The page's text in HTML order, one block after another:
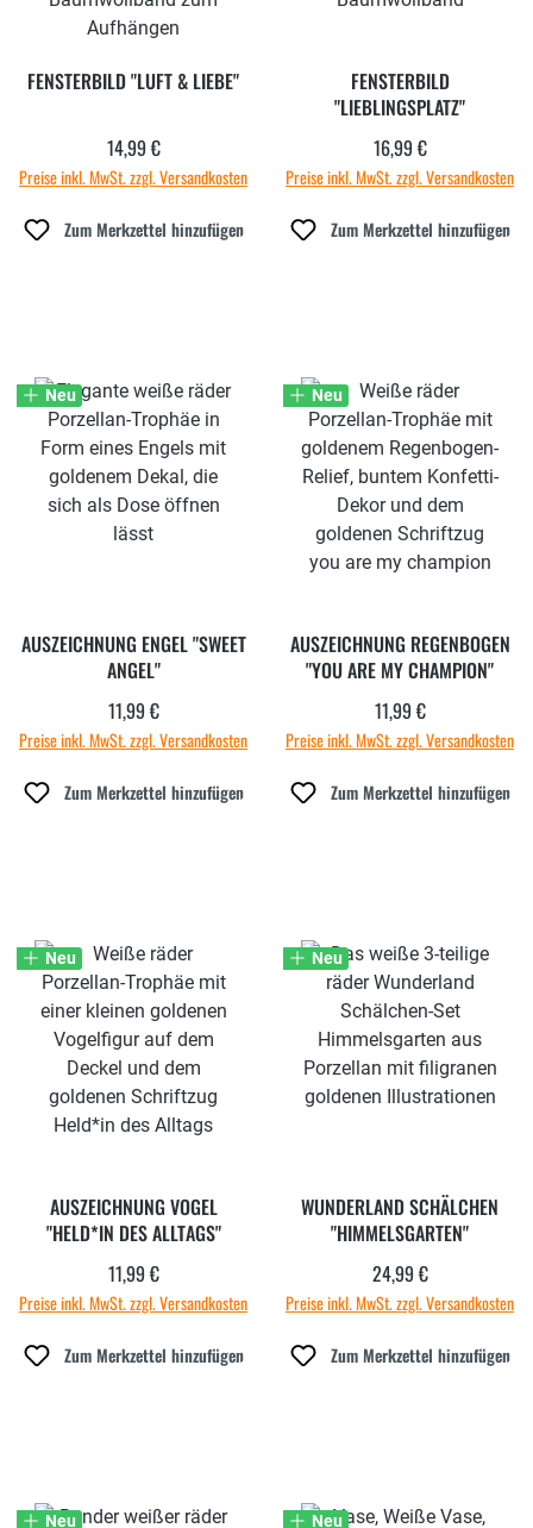
FENSTERBILD "LUFT & LIEBE"
Regulärer Preis:
14,99 €
Preise inkl. MwSt. zzgl. Versandkosten
Zum Merkzettel hinzufügen
FENSTERBILD
"LIEBLINGSPLATZ"
Regulärer Preis:
16,99 €
Preise inkl. MwSt. zzgl. Versandkosten
Zum Merkzettel hinzufügen
Neu
AUSZEICHNUNG ENGEL "SWEET
ANGEL"
Regulärer Preis:
11,99 €
Preise inkl. MwSt. zzgl. Versandkosten
Zum Merkzettel hinzufügen
Neu
AUSZEICHNUNG REGENBOGEN
"YOU ARE MY CHAMPION"
Regulärer Preis:
11,99 €
Preise inkl. MwSt. zzgl. Versandkosten
Zum Merkzettel hinzufügen
Neu
AUSZEICHNUNG VOGEL
"HELD*IN DES ALLTAGS"
Regulärer Preis:
11,99 €
Preise inkl. MwSt. zzgl. Versandkosten
Zum Merkzettel hinzufügen
Neu
WUNDERLAND SCHÄLCHEN
"HIMMELSGARTEN"
Regulärer Preis:
24,99 €
Preise inkl. MwSt. zzgl. Versandkosten
Zum Merkzettel hinzufügen
Neu Neu